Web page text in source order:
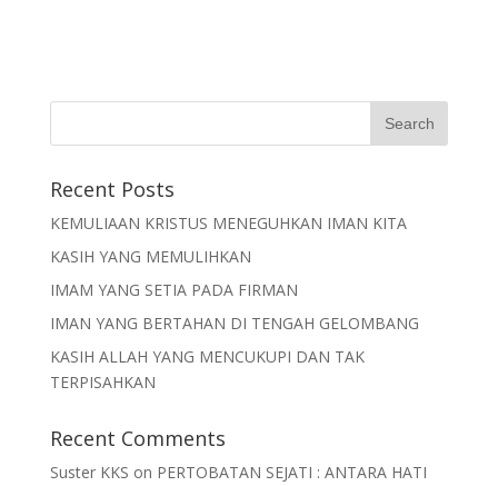
Recent Posts
KEMULIAAN KRISTUS MENEGUHKAN IMAN KITA
KASIH YANG MEMULIHKAN
IMAM YANG SETIA PADA FIRMAN
IMAN YANG BERTAHAN DI TENGAH GELOMBANG
KASIH ALLAH YANG MENCUKUPI DAN TAK
TERPISAHKAN
Recent Comments
Suster KKS on PERTOBATAN SEJATI : ANTARA HATI